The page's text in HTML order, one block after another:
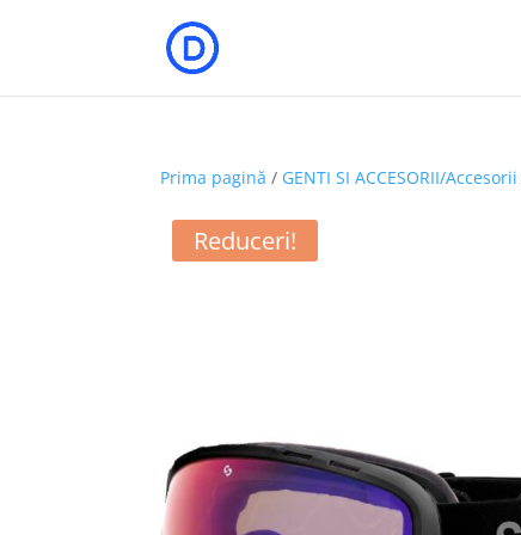
Prima pagină / GENTI SI ACCESORII/Accesorii
Reduceri!